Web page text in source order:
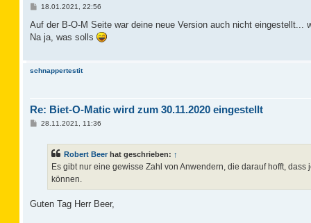
B
r
18.01.2021, 22:56
Auf der B-O-M Seite war deine neue Version auch nicht eingestellt...
Na ja, was solls
schnappertestit
Re: Biet-O-Matic wird zum 30.11.2020 eingestellt
B28.11.2021, 11:36
Robert Beer hat geschrieben: ↑
Es gibt nur eine gewisse Zahl von Anwendern, die darauf hofft,
können.
Guten Tag Herr Beer,